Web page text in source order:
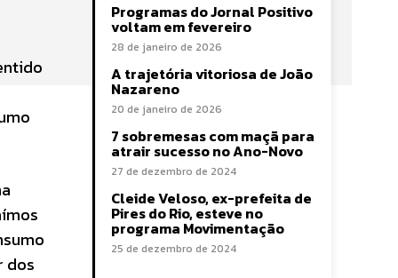
dos
Programas do Jornal Positivo
voltam em fevereiro
28 de janeiro de 2026
A trajetória vitoriosa de João
Nazareno
20 de janeiro de 2026
7 sobremesas com maçã para
atrair sucesso no Ano-Novo
27 de dezembro de 2024
Cleide Veloso, ex-prefeita de
Pires do Rio, esteve no
programa Movimentação
25 de dezembro de 2024